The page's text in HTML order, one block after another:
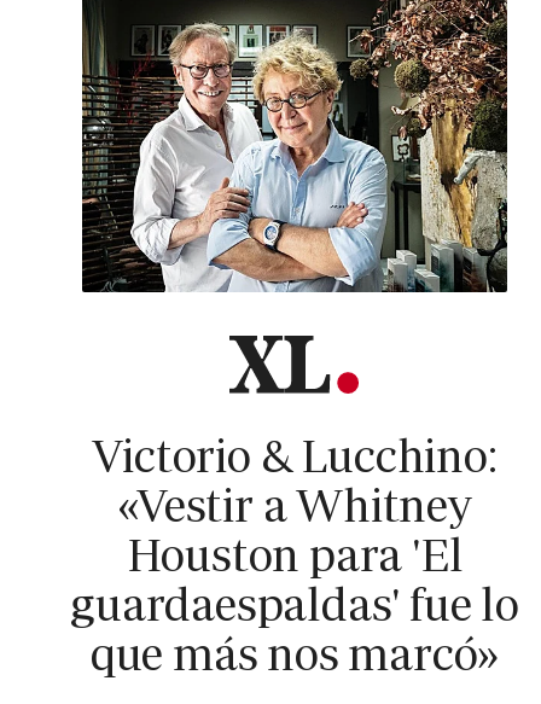
Victorio & Lucchino:
«Vestir a Whitney
Houston para 'El
guardaespaldas' fue lo
que más nos marcó»